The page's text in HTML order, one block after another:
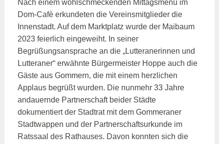
Nach einem wohlschmeckenden Mittagsmenü im
Dom-Cafè erkundeten die Vereinsmitglieder die
Innenstadt. Auf dem Marktplatz wurde der Maibaum
2023 feierlich eingeweiht. In seiner
Begrüßungsansprache an die „Lutteranerinnen und
Lutteraner“ erwähnte Bürgermeister Hoppe auch die
Gäste aus Gommern, die mit einem herzlichen
Applaus begrüßt wurden. Die nunmehr 33 Jahre
andauernde Partnerschaft beider Städte
dokumentiert der Stadtrat mit dem Gommeraner
Stadtwappen und der Partnerschaftsurkunde im
Ratssaal des Rathauses. Davon konnten sich die